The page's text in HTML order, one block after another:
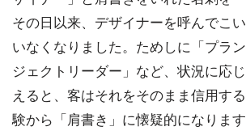
その日以来、デザイナーを呼んでこ
いなくなりました。ためしに「プラ
ジェクトリーダー」など、状況に応
えると、客はそれをそのまま信用す
験から「肩書き」に懐疑的になります